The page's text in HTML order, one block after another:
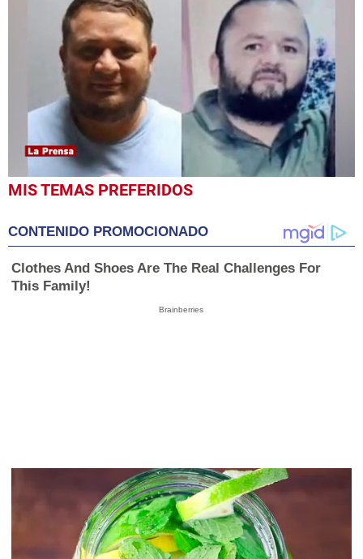
0
seconds
minute,
38
seconds
MIS TEMAS PREFERIDOS
CONTENIDO PROMOCIONADO
Clothes And Shoes Are The Real Challenges For
This Family!
Brainberries